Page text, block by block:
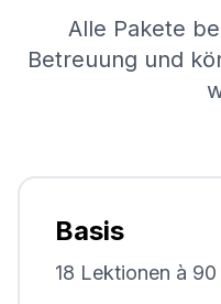
Alle Pakete
Betreuung und
Basis
18 Lektionen à